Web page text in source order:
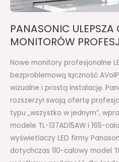
PANASONIC ULEPSZA
MONITORÓW
Nowe monitory profesjonalne
bezproblemową łączność
wizualne i prostą instalację.
rozszerzył swoją ofertę
typu „wszystko w jednym”,
modele TL-137AD15AW i 165-
wyświetlaczy LED firmy
dotychczas 110-calowy model